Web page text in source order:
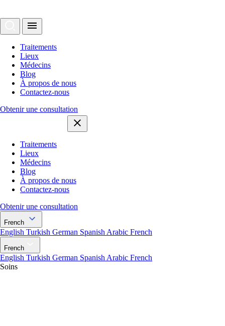
Traitements
Lieux
Médecins
Blog
À propos de nous
Contactez-nous
Obtenir une consultation
Traitements
Lieux
Médecins
Blog
À propos de nous
Contactez-nous
Obtenir une consultation
French
English Turkish German Spanish Arabic French
French
English Turkish German Spanish Arabic French
Soins